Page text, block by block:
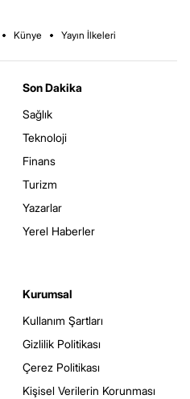
Künye Yayın İlkeleri
Son Dakika
Sağlık
Teknoloji
Finans
Turizm
Yazarlar
Yerel Haberler
Kurumsal
Kullanım Şartları
Gizlilik Politikası
Çerez Politikası
Kişisel Verilerin Korunması